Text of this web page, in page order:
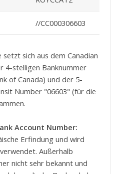
//CC000306603
sich aus dem Canadian
4-stelligen Banknummer
of Canada) und der 5-
Number "06603" (für die
Account Number:
Erfindung und wird
Außerhalb
nicht sehr bekannt und